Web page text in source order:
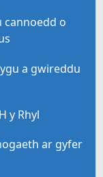
cannoedd o
a gwireddu
y Rhyl
ar gyfer